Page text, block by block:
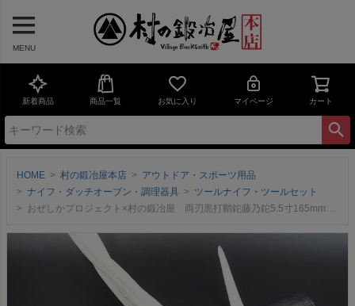
MENU
新着商品 商品一覧 お気に入り マイページ カート
HOME 村の鍛冶屋本店
アウトドア・スポーツ用品
ナイフ・ダッチオーブン・調理器具
ツールナイフ・ツールセット
おぜしかプロジェクト×村の鍛冶屋 両刃黒打鞘鉈藤乃鉈5.5寸165mm＆鹿革ナタケース三条の鍛冶職人＋尾瀬の鹿革のコラボ！【頑張って送料無料！】